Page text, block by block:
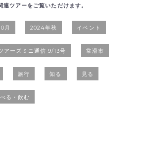
ツアーをご覧いただけます。
月 2024年秋 イベント
アーズミニ通信 9/13号 常滑市
旅行 知る 見る
る・飲む